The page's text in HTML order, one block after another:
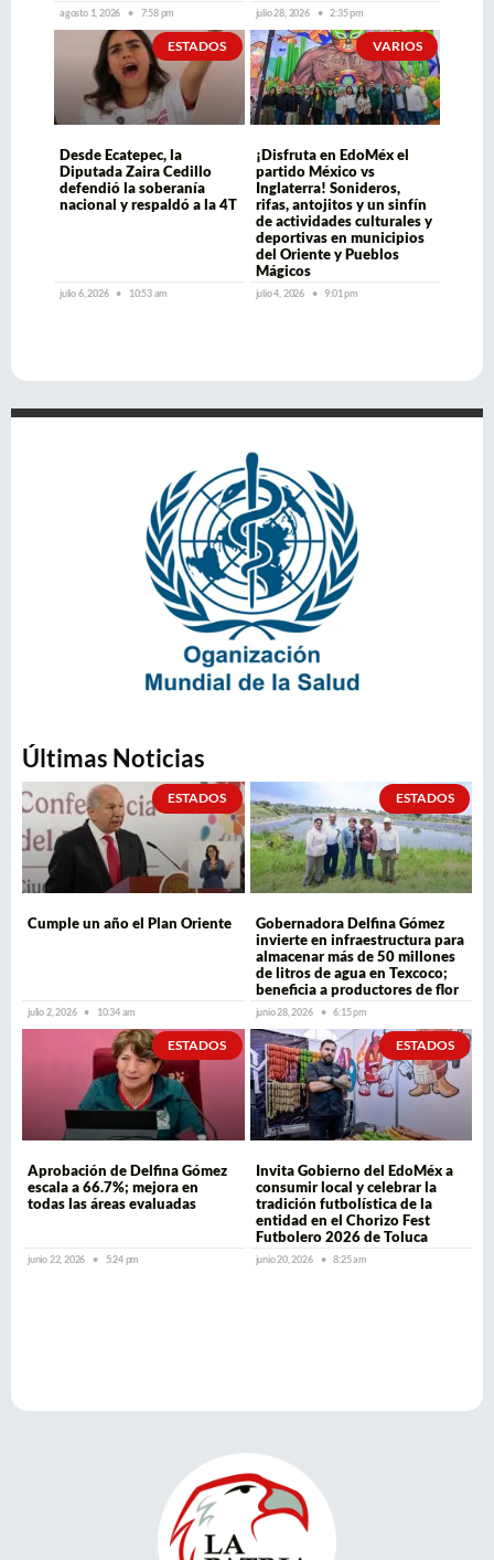
agosto 1, 2026 7:58 pm julio 28, 2026 2:35 pm
ESTADOS
Desde Ecatepec, la
Diputada Zaira Cedillo
defendió la soberanía
nacional y respaldó a la 4T
julio 6, 2026 10:53 am
VARIOS
¡Disfruta en EdoMéx el
partido México vs
Inglaterra! Sonideros,
rifas, antojitos y un sinfín
de actividades culturales y
deportivas en municipios
del Oriente y Pueblos
Mágicos
julio 4, 2026 9:01 pm
Últimas Noticias
ESTADOS
Cumple un año el Plan Oriente
julio 2, 2026 10:34 am
ESTADOS
Gobernadora Delfina Gómez
invierte en infraestructura para
almacenar más de 50 millones
de litros de agua en Texcoco;
beneficia a productores de flor
junio 28, 2026 6:15 pm
ESTADOS
Aprobación de Delfina Gómez
escala a 66.7%; mejora en
todas las áreas evaluadas
junio 22, 2026 5:24 pm
ESTADOS
Invita Gobierno del EdoMéx a
consumir local y celebrar la
tradición futbolística de la
entidad en el Chorizo Fest
Futbolero 2026 de Toluca
junio 20, 2026 8:25 am